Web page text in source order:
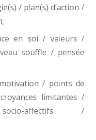
/ plan(s) d’action /
en soi / valeurs /
souffle / pensée
/ points de
limitantes /
socio-affectifs /